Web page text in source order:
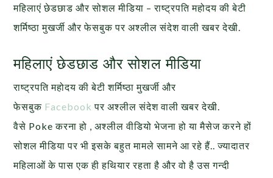
महिलाएं छेडछाड और सोशल मीडिया – राष्ट्रपति महोदय की बेटी
शर्मिष्ठा मुखर्जी और फेसबुक पर अश्लील संदेश वाली खबर देखी.
महिलाएं छेडछाड और सोशल मीडिया
राष्ट्रपति महोदय की बेटी शर्मिष्ठा मुखर्जी और
फेसबुक Facebook पर अश्लील संदेश वाली खबर देखी.
वैसे Poke करना हो , अश्लील वीडियो भेजना हो या मैसेज करने हों
सोशल मीडिया पर भी इसके बहुत मामले सामने आ रहे हैं.. ज्यादातर
महिलाओं के पास एक ही हथियार रहता है और वो है उस गन्दी